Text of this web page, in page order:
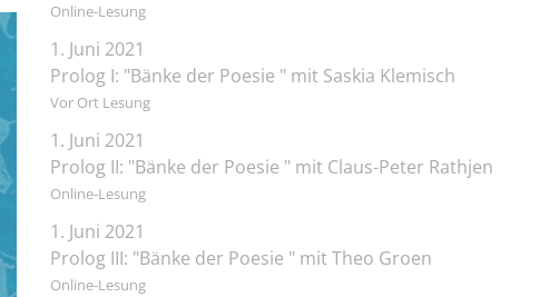
Online-Lesung
1. Juni 2021
Prolog I: "Bänke der Poesie " mit Saskia Klemisch
Vor Ort Lesung
1. Juni 2021
Prolog II: "Bänke der Poesie " mit Claus-Peter Rathjen
Online-Lesung
1. Juni 2021
Prolog III: "Bänke der Poesie " mit Theo Groen
Online-Lesung